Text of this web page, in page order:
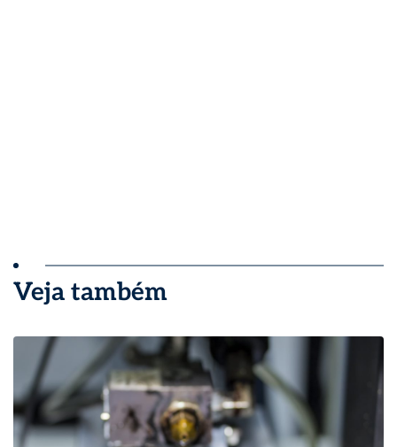
Veja também